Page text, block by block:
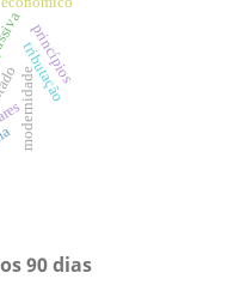
modernidade
tributação
princípios
90 dias